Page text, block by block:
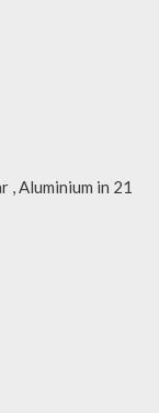
, Aluminium in 21